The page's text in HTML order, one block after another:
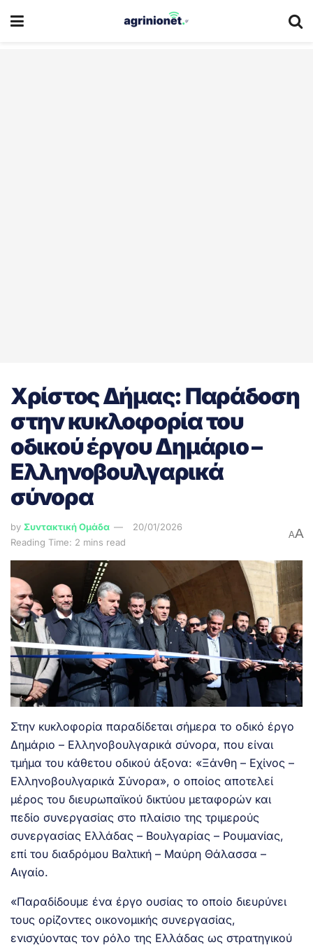
Χρίστος Δήμας: Παράδοση
στην κυκλοφορία του
οδικού έργου Δημάριο –
Ελληνοβουλγαρικά
σύνορα
by Συντακτική Ομάδα
20/01/2026
Reading Time: 2 mins read
AA
Στην κυκλοφορία παραδίδεται σήμερα το οδικό έργο
Δημάριο – Ελληνοβουλγαρικά σύνορα, που είναι
τμήμα του κάθετου οδικού άξονα: «Ξάνθη – Εχίνος –
Ελληνοβουλγαρικά Σύνορα», ο οποίος αποτελεί
μέρος του διευρωπαϊκού δικτύου μεταφορών και
πεδίο συνεργασίας στο πλαίσιο της τριμερούς
συνεργασίας Ελλάδας – Βουλγαρίας – Ρουμανίας,
επί του διαδρόμου Βαλτική – Μαύρη Θάλασσα –
Αιγαίο.
«Παραδίδουμε ένα έργο ουσίας το οποίο διευρύνει
τους ορίζοντες οικονομικής συνεργασίας,
ενισχύοντας τον ρόλο της Ελλάδας ως στρατηγικού